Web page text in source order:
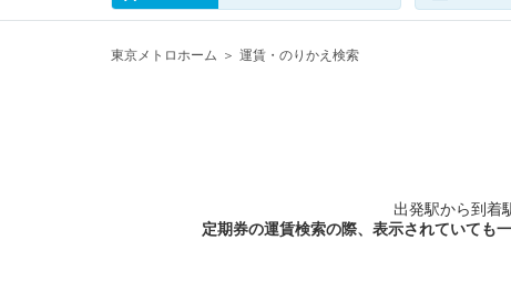
東京メトロホーム 運賃・のりかえ検索
出発駅から到着
定期券の運賃検索の際、表示されていても